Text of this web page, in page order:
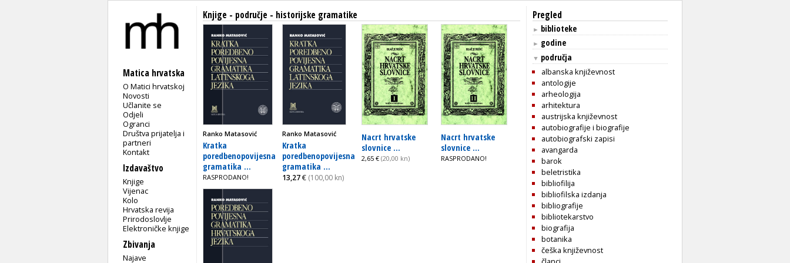
Matica hrvatska
O Matici hrvatskoj
Novosti
Učlanite se
Odjeli
Ogranci
Društva prijatelja i
partneri
Kontakt
Izdavaštvo
Knjige
Vijenac
Kolo
Hrvatska revija
Prirodoslovlje
Elektroničke knjige
Zbivanja
Najave
Knjige - područje - historijske gramatike
Ranko Matasović
Kratka
poredbenopovijesna
gramatika ...
RASPRODANO!
Ranko Matasović
Kratka
poredbenopovijesna
gramatika ...
13,27€ (100,00 kn)
Nacrt hrvatske
slovnice ...
2,65 € (20,00 kn)
Nacrt hrvatske
slovnice ...
RASPRODANO!
Pregled
► biblioteke
► godine
▼ područja
albanska književnost
antologije
arheologija
arhitektura
austrijska književnost
autobiografije i biografije
autobiografski zapisi
avangarda
barok
beletristika
bibliofilija
bibliofilska izdanja
bibliografije
bibliotekarstvo
biografija
botanika
češka književnost